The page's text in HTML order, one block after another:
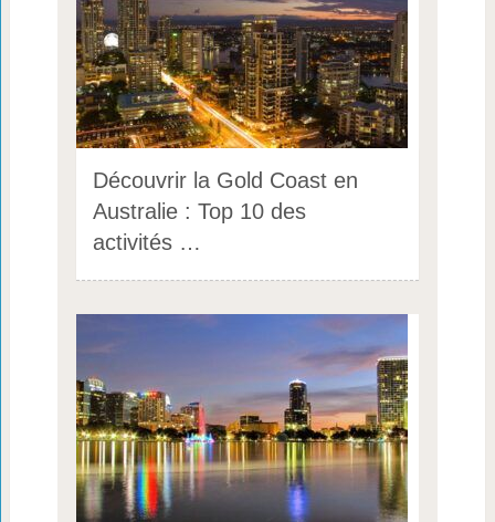
Découvrir la Gold Coast en
Australie : Top 10 des
activités …